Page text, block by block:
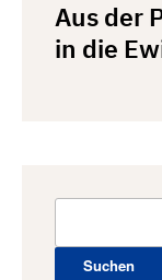
Aus der
in die